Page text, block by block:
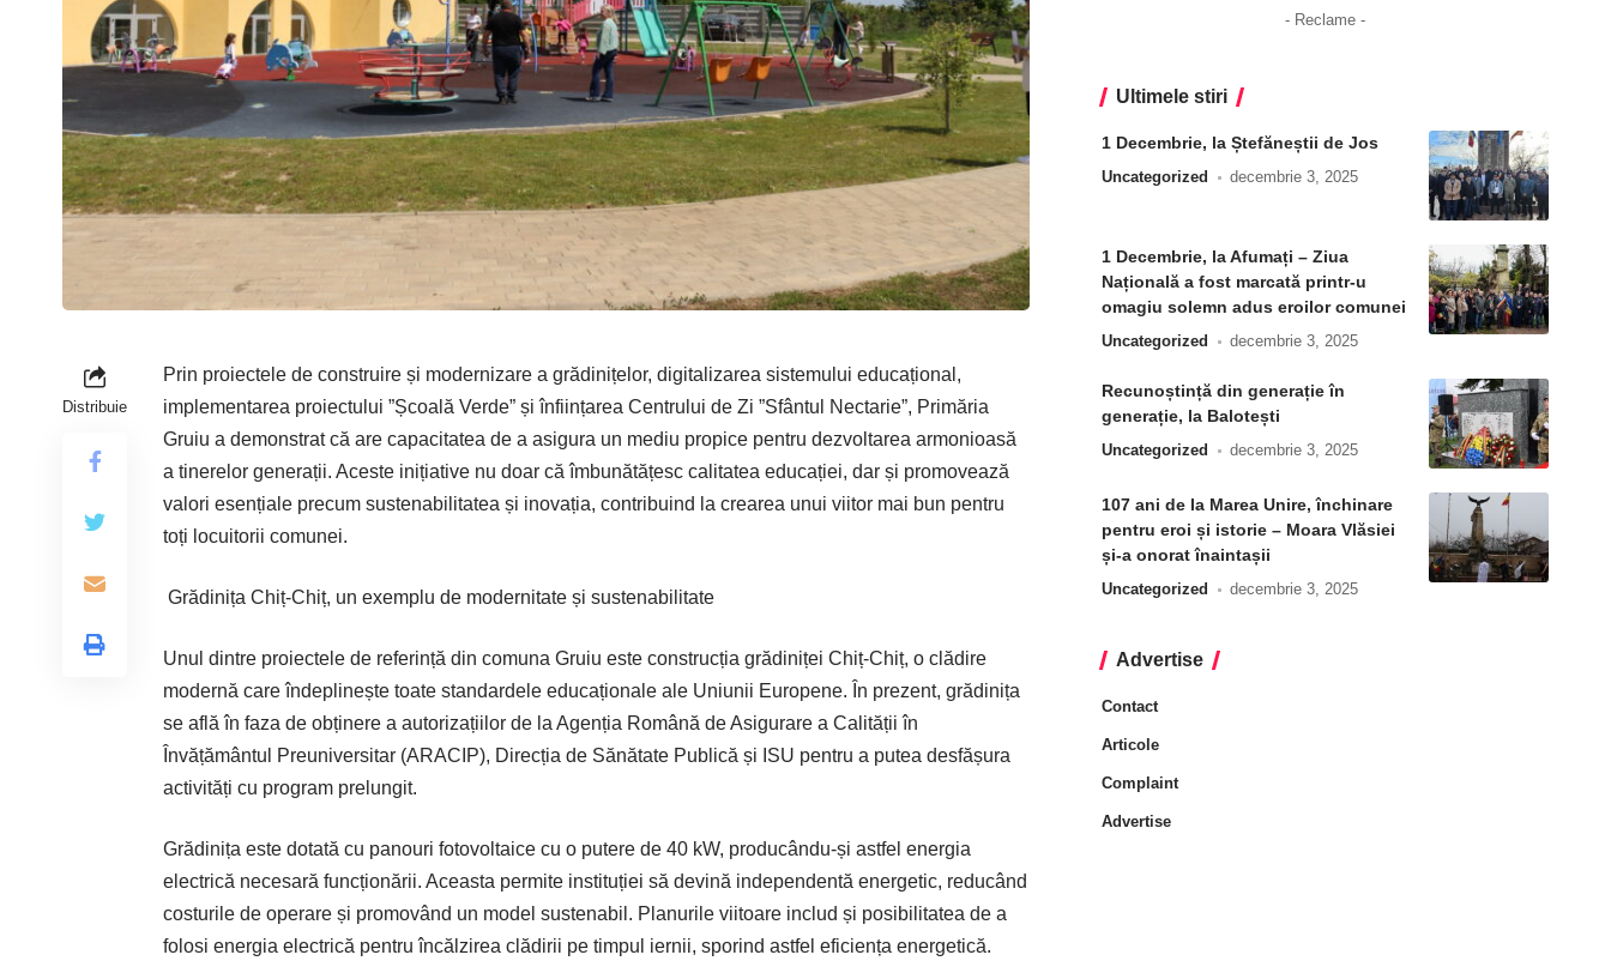
Distribuie
Prin proiectele de constru­ire și modernizare a gră­di­ni­țelor, digitalizarea sistemului educațional,
implementarea proiectului ”Școală Verde” și înființarea Centrului de Zi ”Sfântul Nectarie”, Primăria
Gruiu a demonstrat că are capacitatea de a asigura un mediu propice pentru dezvoltarea armonioasă
a tinerelor generații. Aceste inițiative nu doar că îmbunătățesc calitatea educației, dar și promovează
valori esențiale precum sustenabilitatea și inovația, contribuind la crearea unui viitor mai bun pentru
toți locuitorii comunei.
Grădinița Chiț-Chiț, un exemplu de modernitate și sustenabilitate
Unul dintre proiectele de referință din comuna Gruiu este construcția grădiniței Chiț-Chiț, o clădire
modernă care îndeplinește toate standardele educaționale ale Uniunii Europene. În prezent, grădinița
se află în faza de obținere a autorizațiilor de la Agenția Română de Asigurare a Calității în
Învățământul Preuniversitar (ARACIP), Direcția de Sănătate Publică și ISU pentru a putea desfășura
activități cu program prelungit.
Grădinița este dotată cu panouri fotovoltaice cu o putere de 40 kW, producându-și astfel energia
electrică necesară funcționării. Aceasta permite instituției să devină independentă energetic, reducând
costurile de operare și promovând un model sustenabil. Planurile viitoare includ și posibilitatea de a
folosi energia electrică pentru încălzirea clădirii pe timpul iernii, sporind astfel eficiența energetică.
- Reclame -
Ultimele stiri
1 Decembrie, la Ștefăneștii de Jos
Uncategorized decembrie 3, 2025
1 Decembrie, la Afumați – Ziua
Națională a fost marcată printr-u
omagiu solemn adus eroilor comunei
Uncategorized decembrie 3, 2025
Recunoștință din generație în
generație, la Balotești
Uncategorized decembrie 3, 2025
107 ani de la Marea Unire, închinare
pentru eroi și istorie – Moara Vlăsiei
și-a onorat înaintașii
Uncategorized decembrie 3, 2025
Advertise
Contact
Articole
Complaint
Advertise